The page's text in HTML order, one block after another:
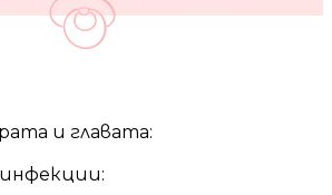
и главата: